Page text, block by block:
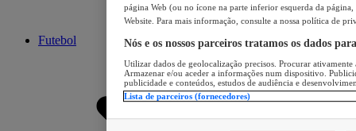
Futebol
página Web (ou no ícone na parte inferior esquerda da página,
Website. Para mais informação, consulte a nossa política de
Nós e os nossos parceiros tratamos os dados
Utilizar dados de geolocalização precisos. Procurar
Armazenar e/ou aceder a informações num dispositivo.
publicidade e conteúdos, estudos de audiência e
Lista de parceiros (fornecedores)